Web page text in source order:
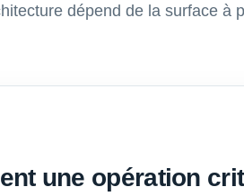
dépend de la surface à
une opération